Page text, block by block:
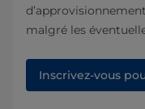
malgré les
Inscrivez-vous